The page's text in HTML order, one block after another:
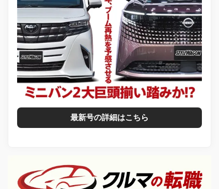
最新号の詳細はこちら